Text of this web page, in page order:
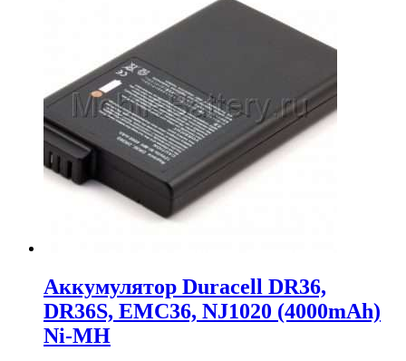
Аккумулятор Duracell DR36,
DR36S, EMC36, NJ1020 (4000mAh)
Ni-MH